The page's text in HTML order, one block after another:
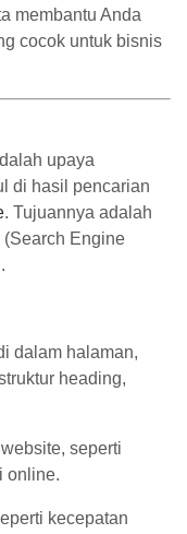
membantu Anda
cocok untuk bisnis
upaya
di hasil pencarian
. Tujuannya adalah
Engine
dalam halaman,
heading,
seperti
online.
kecepatan